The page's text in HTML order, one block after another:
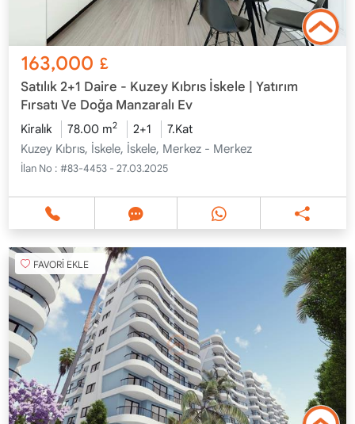
163,000 £
Satılık 2+1 Daire - Kuzey Kıbrıs İskele | Yatırım
Fırsatı Ve Doğa Manzaralı Ev
Kiralık 78.00 m2 2+1
7.Kat
Kuzey Kıbrıs, İskele, İskele, Merkez - Merkez
İlan No : #83-4453 - 27.03.2025
FAVORİ EKLE